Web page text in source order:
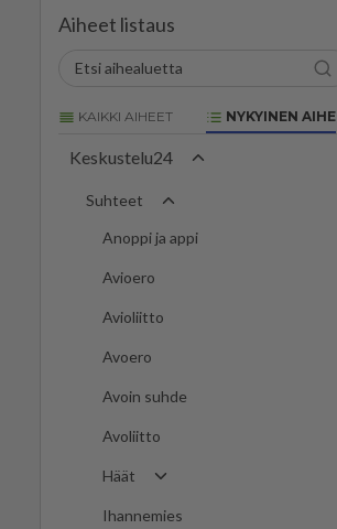
Aiheet listaus
KAIKKI AIHEET NYKYINEN AIHE
Keskustelu24
Suhteet
Anoppi ja appi
Avioero
Avioliitto
Avoero
Avoin suhde
Avoliitto
Häät
Ihannemies